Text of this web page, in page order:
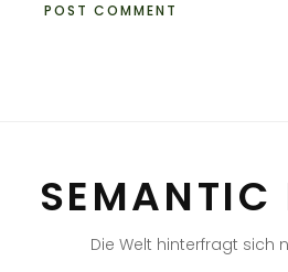
SEMANTIC
Die Welt hinterfragt sich